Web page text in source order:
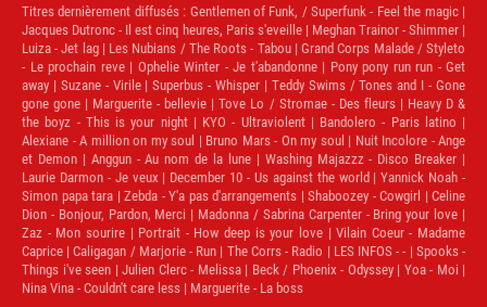
Titres dernièrement diffusés : Gentlemen of Funk, / Superfunk - Feel the magic |
Jacques Dutronc - Il est cinq heures, Paris s'eveille | Meghan Trainor - Shimmer |
Luiza - Jet lag | Les Nubians / The Roots - Tabou | Grand Corps Malade / Styleto
- Le prochain reve | Ophelie Winter - Je t'abandonne | Pony pony run run - Get
away | Suzane - Virile | Superbus - Whisper | Teddy Swims / Tones and I - Gone
gone gone | Marguerite - bellevie | Tove Lo / Stromae - Des fleurs | Heavy D &
the boyz - This is your night | KYO - Ultraviolent | Bandolero - Paris latino |
Alexiane - A million on my soul | Bruno Mars - On my soul | Nuit Incolore - Ange
et Demon | Anggun - Au nom de la lune | Washing Majazzz - Disco Breaker |
Laurie Darmon - Je veux | December 10 - Us against the world | Yannick Noah -
Simon papa tara | Zebda - Y'a pas d'arrangements | Shaboozey - Cowgirl | Celine
Dion - Bonjour, Pardon, Merci | Madonna / Sabrina Carpenter - Bring your love |
Zaz - Mon sourire | Portrait - How deep is your love | Vilain Coeur - Madame
Caprice | Caligagan / Marjorie - Run | The Corrs - Radio | LES INFOS - - | Spooks -
Things i've seen | Julien Clerc - Melissa | Beck / Phoenix - Odyssey | Yoa - Moi |
Nina Vina - Couldn't care less | Marguerite - La boss